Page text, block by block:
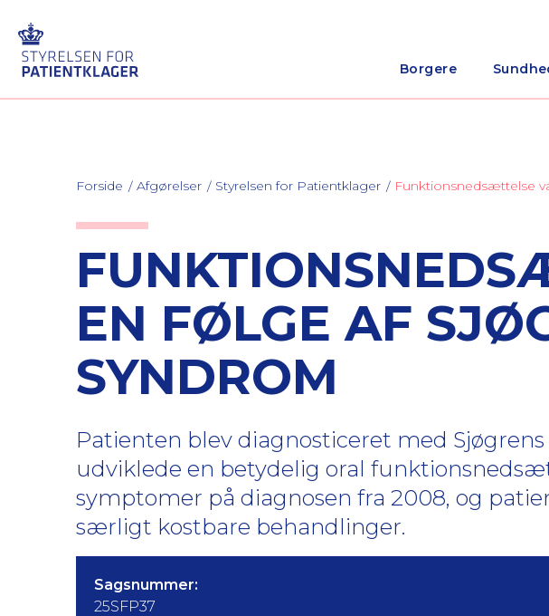
Borgere
Forside Afgørelser Styrelsen for Patientklager Funktionsnedsættelse
EN FØLGE AF
SYNDROM
Patienten blev diagnosticeret med
udviklede en betydelig oral
symptomer på diagnosen fra 2008, og
særligt kostbare behandlinger.
Sagsnummer:
25SFP37